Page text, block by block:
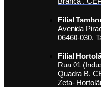
Filial
Avenida
06460-030.
Filial
Rua 01
Quadra B.
Zeta-